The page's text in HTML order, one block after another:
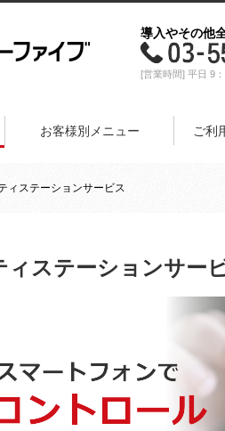
導入やその他
[営業時間] 平日 9
お客様別メニュー ご利
ィステーションサービス
ィステーションサー